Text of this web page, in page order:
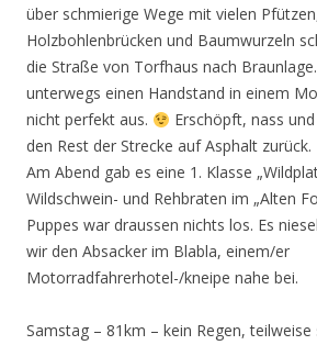
über schmierige Wege mit vielen
Holzbohlenbrücken und Baumwurzeln
die Straße von Torfhaus nach
unterwegs einen Handstand in einem
nicht perfekt aus.
Erschöpft, nass
den Rest der Strecke auf Asphalt zurück.
Am Abend gab es eine 1. Klasse
Wildschwein- und Rehbraten im „Alten
Puppes war draussen nichts los. Es
wir den Absacker im Blabla, einem/er
Motorradfahrerhotel-/kneipe nahe bei.
Samstag – 81km – kein Regen,